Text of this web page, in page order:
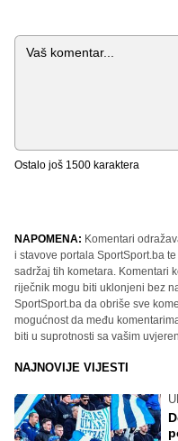
Komentar
Ostalo još 1500 karaktera
NAPOMENA: Komentari
i stavove portala SportSport.ba
sadržaj tih kometara. Komentari
riječnik mogu biti uklonjeni bez
SportSport.ba da obriše sve
mogućnost da među
biti u suprotnosti sa vašim
NAJNOVIJE VIJESTI